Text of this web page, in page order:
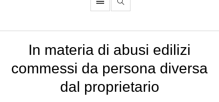
In materia di abusi edilizi
commessi da persona diversa
dal proprietario